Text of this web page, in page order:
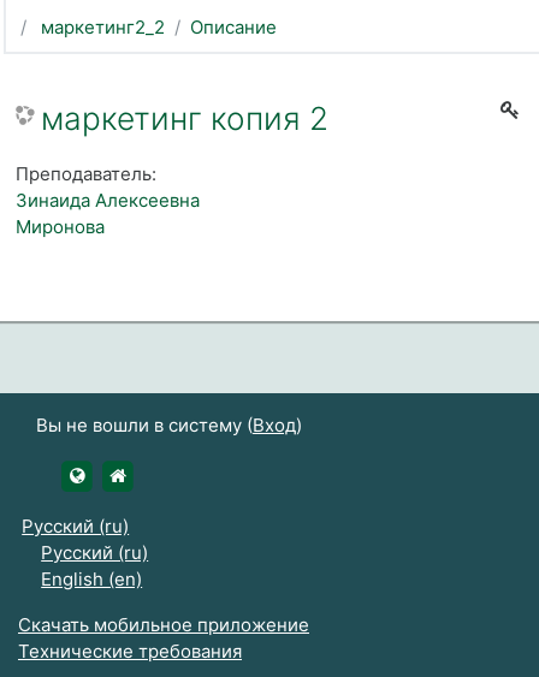
маркетинг2_2
Описание
маркетинг копия 2
Преподаватель:
Зинаида Алексеевна
Миронова
Вы не вошли в систему (Вход)
https://udsau.ru
Русский ‎(ru)‎
Русский ‎(ru)‎
English ‎(en)‎
Скачать мобильное приложение
Технические требования